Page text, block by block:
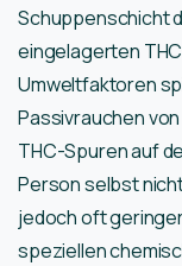
Schuppenschicht
eingelagerten
Umweltfaktoren
Passivrauchen
THC-Spuren auf
Person selbst
jedoch oft
speziellen